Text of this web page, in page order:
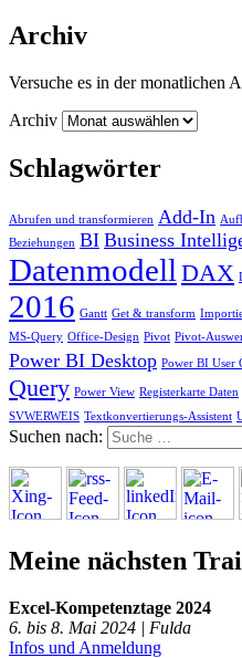
Archiv
Versuche es in der monatlichen
Archiv
Schlagwörter
Abrufen und transformieren Add-In
Beziehungen BI Business
Datenmodell DAX
2016 Gantt Get & transform
MS-Query Office-Design Pivot Pivot-
Power BI Desktop Power BI User
Query Power View Registerkarte Daten
SVWERWEIS Textkonvertierungs-Assistent
Suchen nach:
Meine nächsten
Excel-Kompetenztage 2024
6. bis 8. Mai 2024 | Fulda
Infos und Anmeldung